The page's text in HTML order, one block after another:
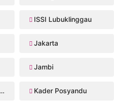
ISSI Lubuklinggau
Jakarta
Jambi
Kader Posyandu